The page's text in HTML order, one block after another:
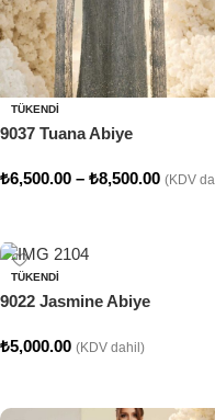
TÜKENDI
9037 Tuana Abiye
₺6,500.00 – ₺8,500.00 (KDV
TÜKENDI
9022 Jasmine Abiye
₺5,000.00 (KDV dahil)